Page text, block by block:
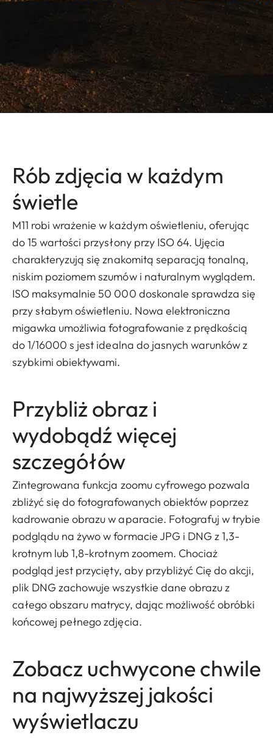
Rób zdjęcia w każdym
świetle
M11 robi wrażenie w każdym oświetleniu, oferując
do 15 wartości przysłony przy ISO 64. Ujęcia
charakteryzują się znakomitą separacją tonalną,
niskim poziomem szumów i naturalnym wyglądem.
ISO maksymalnie 50 000 doskonale sprawdza się
przy słabym oświetleniu. Nowa elektroniczna
migawka umożliwia fotografowanie z prędkością
do 1/16000 s jest idealna do jasnych warunków z
szybkimi obiektywami.
Przybliż obraz i
wydobądź więcej
szczegółów
Zintegrowana funkcja zoomu cyfrowego pozwala
zbliżyć się do fotografowanych obiektów poprzez
kadrowanie obrazu w aparacie. Fotografuj w trybie
podglądu na żywo w formacie JPG i DNG z 1,3-
krotnym lub 1,8-krotnym zoomem. Chociaż
podgląd jest przycięty, aby przybliżyć Cię do akcji,
plik DNG zachowuje wszystkie dane obrazu z
całego obszaru matrycy, dając możliwość obróbki
końcowej pełnego zdjęcia.
Zobacz uchwycone chwile
na najwyższej jakości
wyświetlaczu